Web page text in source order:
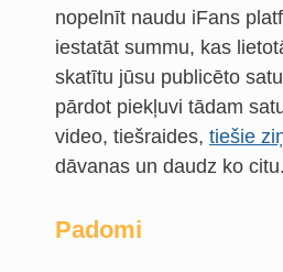
nopelnīt naudu iFans
iestatāt summu, kas
skatītu jūsu publicēto
pārdot piekļuvi tādam
video, tiešraides, tiešie
dāvanas un daudz ko citu.
Padomi